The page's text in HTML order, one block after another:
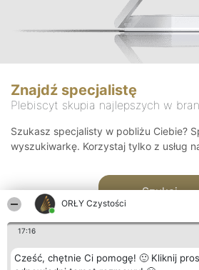
ORŁY Czystości
17:16
Cześć, chętnie Ci pomogę! 🙂 Kliknij
Znajdź specjalistę
Plebiscyt skupia najlepszych w
Szukasz specjalisty w pobliżu Ciebie?
wyszukiwarkę. Korzystaj tylko z usług
Szukaj